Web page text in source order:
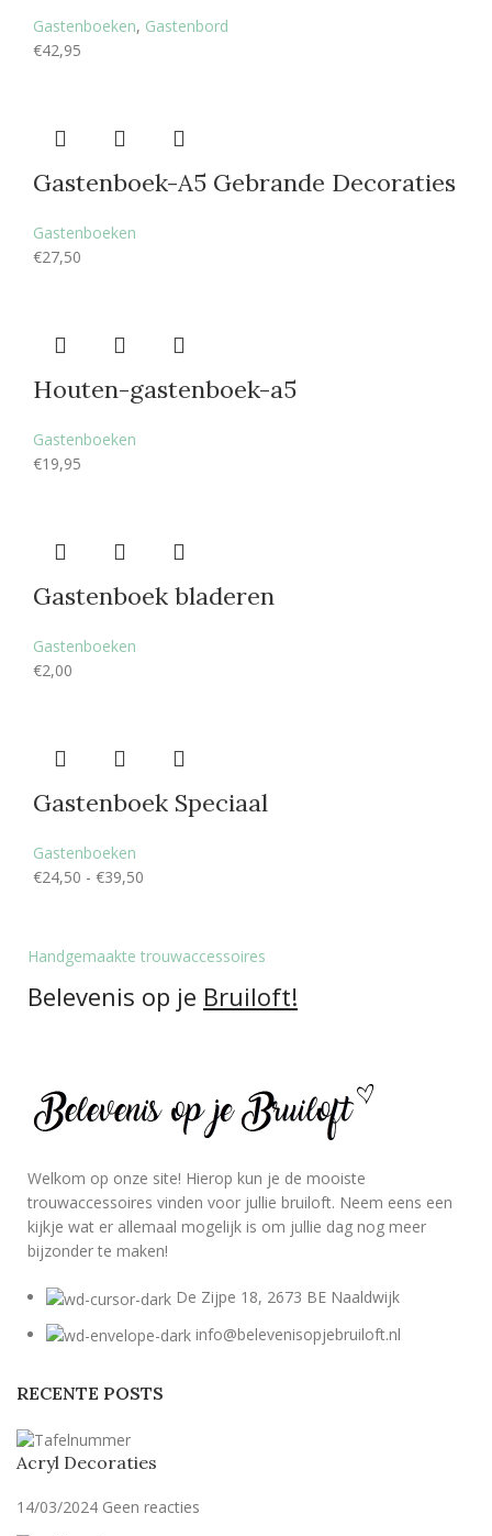
Gastenboeken, Gastenbord
€42,95
Gastenboek-A5 Gebrande Decoraties
Gastenboeken
€27,50
Houten-gastenboek-a5
Gastenboeken
€19,95
Gastenboek bladeren
Gastenboeken
€2,00
Gastenboek Speciaal
Gastenboeken
€24,50 - €39,50
Handgemaakte trouwaccessoires
Belevenis op je Bruiloft!
Welkom op onze site! Hierop kun je de mooiste
trouwaccessoires vinden voor jullie bruiloft. Neem eens een
kijkje wat er allemaal mogelijk is om jullie dag nog meer
bijzonder te maken!
De Zijpe 18, 2673 BE Naaldwijk
info@belevenisopjebruiloft.nl
RECENTE POSTS
Acryl Decoraties
14/03/2024 Geen reacties